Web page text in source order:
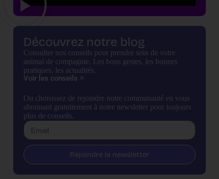
Découvrez notre blog
Consulter nos conseils pour prendre soin de votre
animal de compagnie. Les bons gestes, les bonnes
pratiques, les actualités.
Voir les conseils
Ou choisissez de rejoindre notre communauté en vous
abonnant gratuitement à notre newsletter pour toujours
plus de conseils.
Rejoindre la newsletter